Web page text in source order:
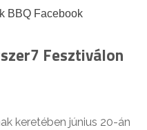
BBQ Facebook
Fesztiválon
keretében június 20-án